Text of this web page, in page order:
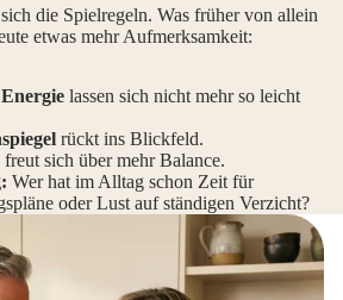
die Spielregeln. Was früher von allein
etwas mehr Aufmerksamkeit:
lassen sich nicht mehr so leicht
rückt ins Blickfeld.
freut sich über mehr Balance.
Wer hat im Alltag schon Zeit für
oder Lust auf ständigen Verzicht?